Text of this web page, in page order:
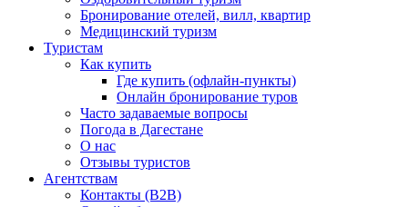
Бронирование отелей, вилл, квартир
Медицинский туризм
Туристам
Как купить
Где купить (офлайн-пункты)
Онлайн бронирование туров
Часто задаваемые вопросы
Погода в Дагестане
О нас
Отзывы туристов
Агентствам
Контакты (B2B)